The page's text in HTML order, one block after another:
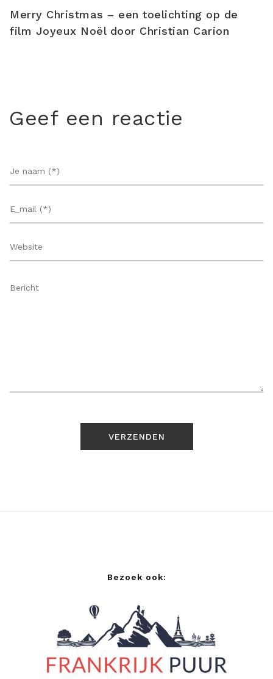
Merry Christmas – een toelichting op de
film Joyeux Noël door Christian Carion
Geef een reactie
Bezoek ook: